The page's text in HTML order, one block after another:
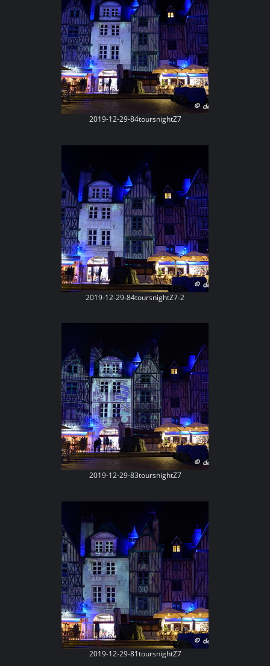
2019-12-29-84toursnightZ7
2019-12-29-84toursnightZ7-2
2019-12-29-83toursnightZ7
2019-12-29-81toursnightZ7